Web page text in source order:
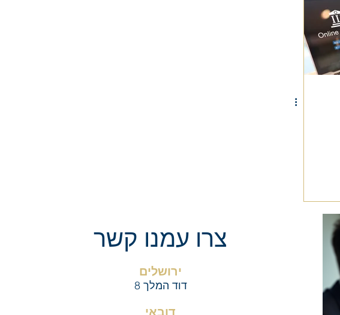
צרו עמנו קשר
ירושלים
דוד המלך 8
דובאי